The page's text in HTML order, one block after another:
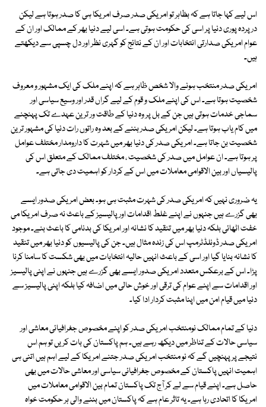
اس لیے کہا جاتا ہے کہ بظاہر تو امریکی صدر صرف امریکا ہی کا صدر ہوتا ہے لیکن
درپردہ پوری دنیا پر اسی کی حکومت ہوتی ہے۔ اسی لیے دنیا بھر کے ممالک اور ان کے
عوام امریکی صدارتی انتخابات اور ان کے نتائج کو گہری نظر اور دل چسپی سے دیکھتے
ہیں۔
امریکی صدر منتخب ہونے والا شخص ظاہر ہے کہ اپنے ملک کی ایک مشہور و معروف
شخصیت ہوتا ہے۔ اس کی اپنے ملک و قوم کے لیے گراں قدر اور وسیع سیاسی اور
سماجی خدمات ہوتی ہیں جن کے بل پر وہ دنیا کے طاقت ور ترین عہدے تک پہنچنے
میں کام یاب ہوتا ہے۔ لیکن امریکی صدر بننے کے بعد وہ راتوں رات دنیا کی مشہور ترین
شخصیت بن جاتا ہے۔ امریکی صدر کی دنیا بھر میں شہرت کا دارومدار مختلف عوامل
پر ہوتا ہے۔ ان عوامل میں صدر کی شخصیت ، مختلف ممالک کے متعلق اس کی
پالیسیاں اور بین الاقوامی معاملات میں اس کے کردار کو اہمیت دی جاتی ہے۔
یہ ضروری نہیں کہ امریکی صدر کی شہرت مثبت ہی ہو۔ بعض امریکی صدور ایسے
بھی گزرے ہیں جنہوں نے اپنے غلط اقدامات اور پالیسیز کے باعث نہ صرف امریکا می
خفت اٹھائی بلکہ دنیا بھر میں تنقید کا نشانہ اور امریکا کی بدنامی کا باعث بنے۔ موجود
امریکی صدر ڈونلڈٹرمپ اس کی زندہ مثال ہیں۔ جن کی پالیسیوں کو دنیا بھر میں تنقید
کا نشانہ بنایا گیا اور اسی کے باعث انہیں حالیہ انتخابات میں بھی شکست کا سامنا کرنا
پڑا۔ اس کے برعکس متعدد امریکی صدور ایسے بھی گزرے ہیں جنہوں نے اپنی پالیسیز
اور اقدامات سے اپنے عوام کی ترقی اور خوش حالی میں اضافہ کیا بلکہ اپنی پالیسیز سے
دنیا میں قیام امن میں اپنا مثبت کردار ادا کیا۔
دنیا کے تمام ممالک نومنتخب امریکی صدر کو اپنے مخصوص جغرافیائی معاشی اور
سیاسی حالات کے تناظر میں دیکھ رہے ہیں۔ ہم پاکستان کی بات کریں تو ہم اس
نتیجے پر پہنچیں گے کہ نو منتخب امریکی صدر جتنے امریکا کے لیے اہم ہیں اتنی ہی
اہمیت انہیں پاکستان کے مخصوص جغرافیائی سیاسی اور معاشی حالات میں بھی
حاصل ہے۔ اپنے قیام سے لے کر آج تک پاکستان تمام بین الاقوامی معاملات میں
امریکا کا اتحادی رہا ہے۔ یہ تاثر عام ہے کہ پاکستان میں بننے والی ہر حکومت خواہ